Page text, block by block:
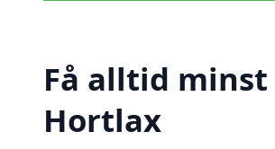
Få alltid
Hortlax